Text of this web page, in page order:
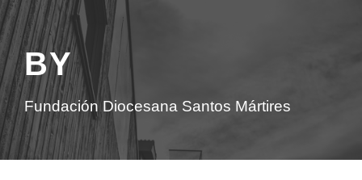
BY
Fundación Diocesana Santos Mártires